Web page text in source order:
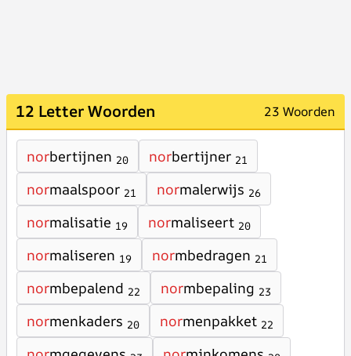
12 Letter Woorden 23 Woorden
norbertijnen 20 norbertijner 21
normaalspoor 21 normalerwijs 26
normalisatie 19 normaliseert 20
normaliseren 19 normbedragen 21
normbepalend 22 normbepaling 23
normenkaders 20 normenpakket 22